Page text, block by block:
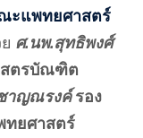
ะแพทยศาสตร์
ศ.นพ.สุทธิพงศ์
ตรบัณฑิต
าญณรงค์รอง
ยศาสตร์